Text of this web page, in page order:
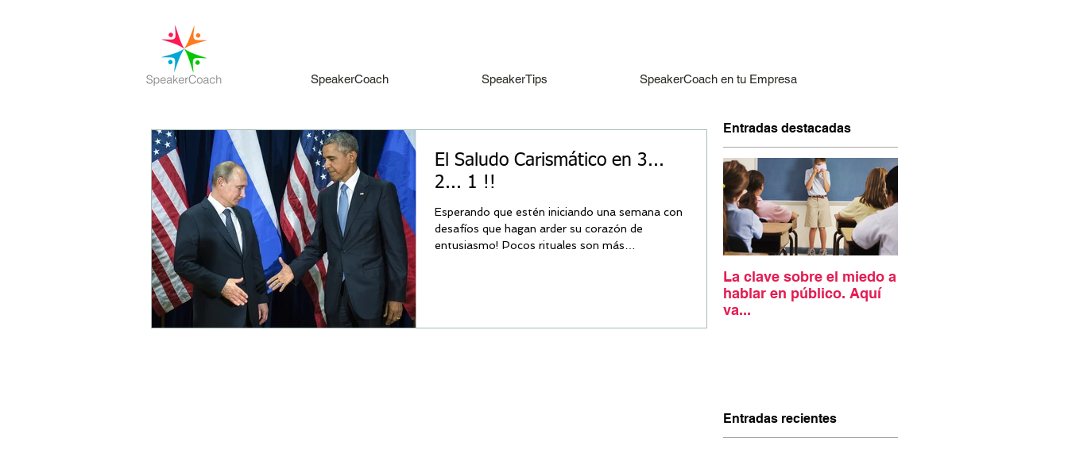
SpeakerCoach SpeakerTips SpeakerCoach en tu Empresa
El Saludo Carismático en 3...
2... 1 !!
Esperando que estén iniciando una semana con
desafíos que hagan arder su corazón de
entusiasmo! Pocos rituales son más
Entradas destacadas
La clave sobre el miedo a
hablar en público. Aquí
va...
Entradas recientes